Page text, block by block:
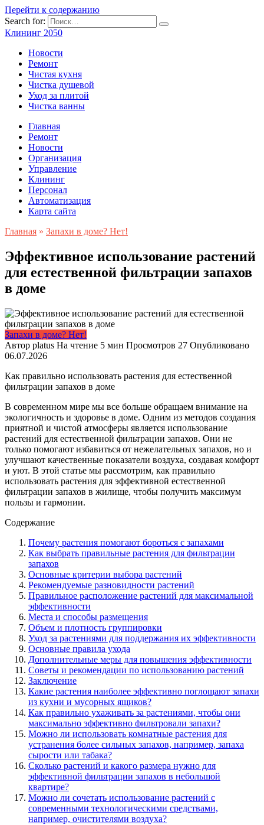
Перейти к содержанию
Search for:
Клининг 2050
Новости
Ремонт
Чистая кухня
Чистка душевой
Уход за плитой
Чистка ванны
Главная
Ремонт
Новости
Организация
Управление
Клининг
Персонал
Автоматизация
Карта сайта
Главная » Запахи в доме? Нет!
Эффективное использование растений
для естественной фильтрации запахов
в доме
Запахи в доме? Нет!
Автор platus На чтение 5 мин Просмотров 27 Опубликовано
06.07.2026
Как правильно использовать растения для естественной
фильтрации запахов в доме
В современном мире мы все больше обращаем внимание на
экологичность и здоровье в доме. Одним из методов создания
приятной и чистой атмосферы является использование
растений для естественной фильтрации запахов. Они не
только помогают избавиться от нежелательных запахов, но и
улучшают качественные показатели воздуха, создавая комфорт
и уют. В этой статье мы рассмотрим, как правильно
использовать растения для эффективной естественной
фильтрации запахов в жилище, чтобы получить максимум
пользы и гармонии.
Содержание
Почему растения помогают бороться с запахами
Как выбрать правильные растения для фильтрации
запахов
Основные критерии выбора растений
Рекомендуемые разновидности растений
Правильное расположение растений для максимальной
эффективности
Места и способы размещения
Объем и плотность группировки
Уход за растениями для поддержания их эффективности
Основные правила ухода
Дополнительные меры для повышения эффективности
Советы и рекомендации по использованию растений
Заключение
Какие растения наиболее эффективно поглощают запахи
из кухни и мусорных ящиков?
Как правильно ухаживать за растениями, чтобы они
максимально эффективно фильтровали запахи?
Можно ли использовать комнатные растения для
устранения более сильных запахов, например, запаха
сырости или табака?
Сколько растений и какого размера нужно для
эффективной фильтрации запахов в небольшой
квартире?
Можно ли сочетать использование растений с
современными технологическими средствами,
например, очистителями воздуха?